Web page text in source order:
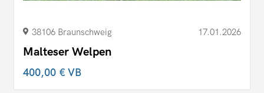
38106 Braunschweig 17.01.2026
Malteser Welpen
400,00 €VB